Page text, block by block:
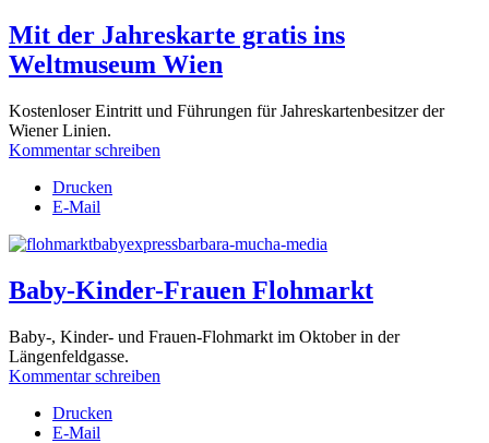
Mit der Jahreskarte gratis ins
Weltmuseum Wien
Kostenloser Eintritt und Führungen für Jahreskartenbesitzer der
Wiener Linien.
Kommentar schreiben
Drucken
E-Mail
Baby-Kinder-Frauen Flohmarkt
Baby-, Kinder- und Frauen-Flohmarkt im Oktober in der
Längenfeldgasse.
Kommentar schreiben
Drucken
E-Mail